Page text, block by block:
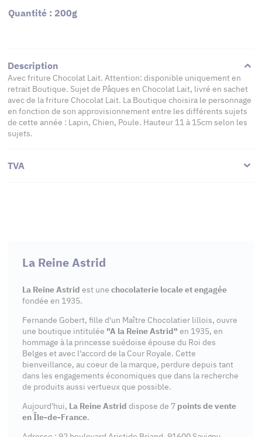
Quantité : 200g
Description
Avec friture Chocolat Lait. Attention: disponible uniquement en
retrait Boutique. Sujet de Pâques en Chocolat Lait, livré en sachet
avec de la friture Chocolat Lait. La Boutique choisira le personnage
en fonction de son approvisionnement entre les différents sujets
de cette année : Lapin, Chien, Poule. Hauteur 11 à 15cm selon les
sujets.
TVA
La Reine Astrid
La Reine Astrid est une chocolaterie locale et engagée
fondée en 1935.
Fernande Gobert, fille d'un Maître Chocolatier lillois, ouvre
une boutique intitulée "A la Reine Astrid" en 1935, en
hommage à la princesse suédoise épouse du Roi des
Belges et avec l'accord de la Cour Royale. Cette
bienveillance, au coeur de la marque, perdure depuis tant
dans les engagements économiques que dans la recherche
de produits aussi vertueux que possible.
Aujourd'hui, La Reine Astrid dispose de 7 points de vente
en Île-de-France.